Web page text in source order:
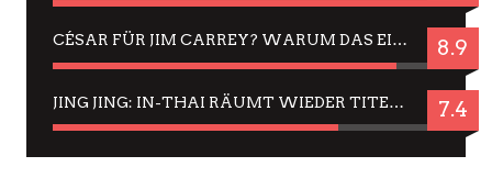
CÉSAR FÜR JIM CARREY? WARUM DAS EINER DER NERVIGSTEN ACTORS IST UND BLEIBT 8.9
JING JING: IN-THAI RÄUMT WIEDER TITEL AB – EIN ZWEI-STUNDEN-ERLEBNISBERICHT 7.4